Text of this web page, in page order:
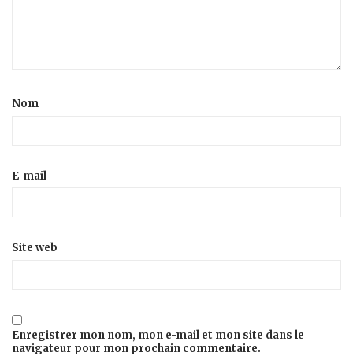
Nom
E-mail
Site web
Enregistrer mon nom, mon e-mail et mon site dans le
navigateur pour mon prochain commentaire.